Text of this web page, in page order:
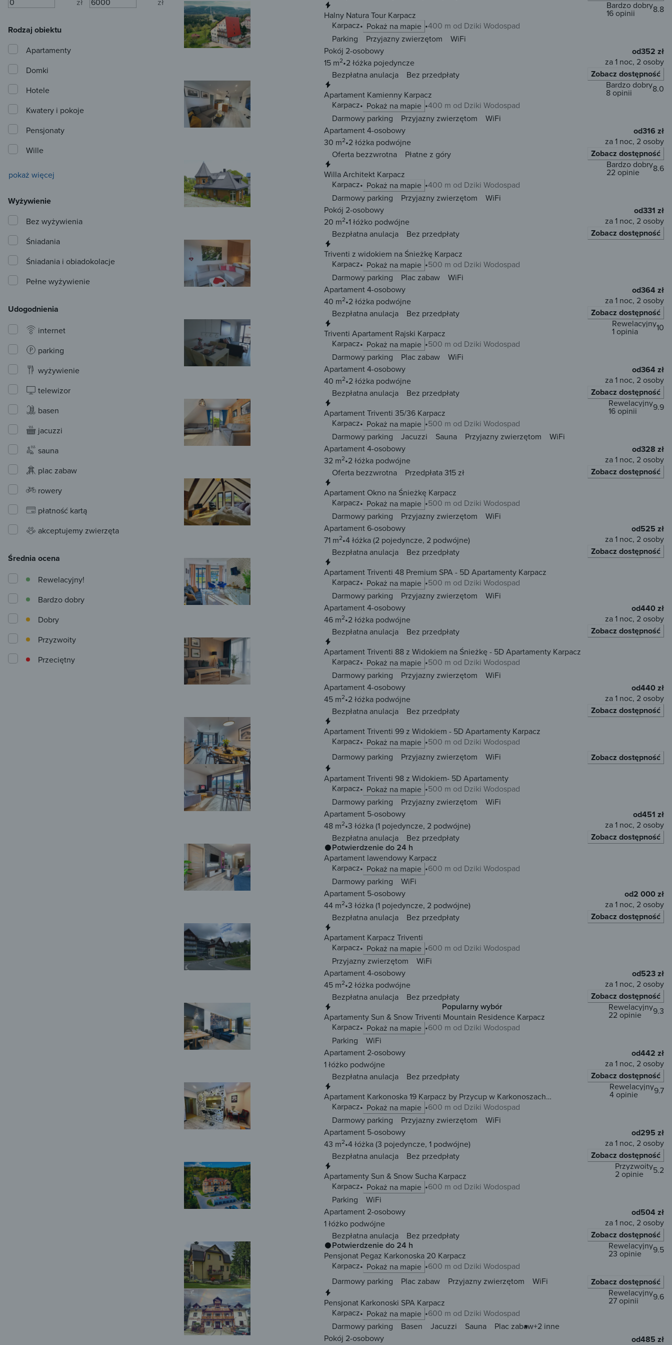
Halny Natura Tour Karpacz
Karpacz
Pokaż na mapie 400 m od Dziki Wodospad
8.8
Bardzo dobry
16 opinii
Parking Przyjazny zwierzętom
WiFi
Pokój 2-osobowy
15 m2 2 łóżka pojedyncze
Bezpłatna anulacja
Bez przedpłaty
od352 zł
za 1 noc, 2 osoby
Zobacz dostępność
Apartament Kamienny Karpacz
Karpacz
Pokaż na mapie 400 m od Dziki Wodospad
8.0
Bardzo dobry
8 opinii
Darmowy parking Przyjazny zwierzętom
WiFi
Apartament 4-osobowy
30 m2 2 łóżka podwójne
Oferta bezzwrotna
Płatne z góry
od316 zł
za 1 noc, 2 osoby
Zobacz dostępność
Willa Architekt Karpacz
Karpacz
Pokaż na mapie 400 m od Dziki Wodospad
8.6
Bardzo dobry
22 opinie
Darmowy parking Przyjazny zwierzętom
WiFi
Pokój 2-osobowy
20 m2 1 łóżko podwójne
Bezpłatna anulacja
Bez przedpłaty
od331 zł
za 1 noc, 2 osoby
Zobacz dostępność
Triventi z widokiem na Śnieżkę Karpacz
Karpacz
Pokaż na mapie
500 m od Dziki Wodospad
Darmowy parking
Plac zabaw
WiFi
Apartament 4-osobowy
40 m2 2 łóżka podwójne
Bezpłatna anulacja
Bez przedpłaty
od364 zł
za 1 noc, 2 osoby
Zobacz dostępność
Triventi Apartament Rajski Karpacz
Karpacz
Pokaż na mapie 500 m od Dziki Wodospad
10
Rewelacyjny
1 opinia
Darmowy parking Plac zabaw
WiFi
Apartament 4-osobowy
40 m2 2 łóżka podwójne
Bezpłatna anulacja
Bez przedpłaty
od364 zł
za 1 noc, 2 osoby
Zobacz dostępność
Apartament Triventi 35/36 Karpacz
Karpacz
Pokaż na mapie 500 m od Dziki Wodospad
9.9
Rewelacyjny
16 opinii
Darmowy parking Jacuzzi Sauna Przyjazny zwierzętom
WiFi
Apartament 4-osobowy
32 m2 2 łóżka podwójne
Oferta bezzwrotna
Przedpłata 315 zł
od328 zł
za 1 noc, 2 osoby
Zobacz dostępność
Apartament Okno na Śnieżkę Karpacz
Karpacz
Pokaż na mapie
500 m od Dziki Wodospad
Darmowy parking
Przyjazny zwierzętom
WiFi
Apartament 6-osobowy
71 m2 4 łóżka(2 pojedyncze, 2 podwójne)
Bezpłatna anulacja
Bez przedpłaty
od525 zł
za 1 noc, 2 osoby
Zobacz dostępność
Apartament Triventi 48 Premium SPA - 5D Apartamenty Karpacz
Karpacz
Pokaż na mapie
500 m od Dziki Wodospad
Darmowy parking
Przyjazny zwierzętom
WiFi
Apartament 4-osobowy
46 m2 2 łóżka podwójne
Bezpłatna anulacja
Bez przedpłaty
od440 zł
za 1 noc, 2 osoby
Zobacz dostępność
Apartament Triventi 88 z Widokiem na Śnieżkę - 5D Apartamenty Karpacz
Karpacz
Pokaż na mapie
500 m od Dziki Wodospad
Darmowy parking
Przyjazny zwierzętom
WiFi
Apartament 4-osobowy
45 m2 2 łóżka podwójne
Bezpłatna anulacja
Bez przedpłaty
od440 zł
za 1 noc, 2 osoby
Zobacz dostępność
Apartament Triventi 99 z Widokiem - 5D Apartamenty Karpacz
Karpacz
Pokaż na mapie
500 m od Dziki Wodospad
Darmowy parking
Przyjazny zwierzętom WiFi
Zobacz dostępność
Apartament Triventi 98 z Widokiem- 5D Apartamenty
Karpacz
Pokaż na mapie
500 m od Dziki Wodospad
Darmowy parking
Przyjazny zwierzętom
WiFi
Apartament 5-osobowy
48 m2 3 łóżka(1 pojedyncze, 2 podwójne)
Bezpłatna anulacja
Bez przedpłaty
od451 zł
za 1 noc, 2 osoby
Zobacz dostępność
Potwierdzenie do 24 h
Apartament lawendowy Karpacz
Karpacz
Pokaż na mapie
600 m od Dziki Wodospad
Darmowy parking
WiFi
Apartament 5-osobowy
44 m2 3 łóżka(1 pojedyncze, 2 podwójne)
Bezpłatna anulacja
Bez przedpłaty
od2 000 zł
za 1 noc, 2 osoby
Zobacz dostępność
Apartament Karpacz Triventi
Karpacz
Pokaż na mapie
600 m od Dziki Wodospad
Przyjazny zwierzętom
WiFi
Apartament 4-osobowy
45 m2 2 łóżka podwójne
Bezpłatna anulacja
Bez przedpłaty
od523 zł
za 1 noc, 2 osoby
Zobacz dostępność
Popularny wybór
Apartamenty Sun & Snow Triventi Mountain Residence Karpacz
Karpacz
Pokaż na mapie 600 m od Dziki Wodospad
9.3
Rewelacyjny
22 opinie
Parking
WiFi
Apartament 2-osobowy
1 łóżko podwójne
Bezpłatna anulacja
Bez przedpłaty
od442 zł
za 1 noc, 2 osoby
Zobacz dostępność
Apartament Karkonoska 19 Karpacz by Przycup w Karkonoszach
Apartamenty Karpacz Centrum Karkonosze
Karpacz Pokaż na mapie 600 m od Dziki Wodospad
9.7
Rewelacyjny
4 opinie
Darmowy parking Przyjazny zwierzętom
WiFi
Apartament 5-osobowy
43 m2 4 łóżka(3 pojedyncze, 1 podwójne)
Bezpłatna anulacja
Bez przedpłaty
od295 zł
za 1 noc, 2 osoby
Zobacz dostępność
Apartamenty Sun & Snow Sucha Karpacz
Karpacz
Pokaż na mapie 600 m od Dziki Wodospad
5.2
Przyzwoity
2 opinie
Parking
WiFi
Apartament 2-osobowy
1 łóżko podwójne
Bezpłatna anulacja
Bez przedpłaty
od504 zł
za 1 noc, 2 osoby
Zobacz dostępność
Potwierdzenie do 24 h
Pensjonat Pegaz Karkonoska 20 Karpacz
Karpacz
Pokaż na mapie 600 m od Dziki Wodospad
9.5
Rewelacyjny
23 opinie
Darmowy parking Plac zabaw Przyjazny zwierzętom WiFi
Zobacz dostępność
Pensjonat Karkonoski SPA Karpacz
Karpacz
Pokaż na mapie 600 m od Dziki Wodospad
9.6
Rewelacyjny
27 opinii
Darmowy parking Basen Jacuzzi Sauna Plac zabaw+2 inne
Pokój 2-osobowy
od485 zł
Rodzaj obiektu
Apartamenty
Domki
Hotele
Kwatery i pokoje
Pensjonaty
Wille
pokaż więcej
Wyżywienie
Bez wyżywienia
Śniadania
Śniadania i obiadokolacje
Pełne wyżywienie
Udogodnienia
internet
parking
wyżywienie
telewizor
basen
jacuzzi
sauna
plac zabaw
rowery
płatność kartą
akceptujemy zwierzęta
Średnia ocena
Przeciętny
Przyzwoity
Dobry
Bardzo dobry
Rewelacyjny!